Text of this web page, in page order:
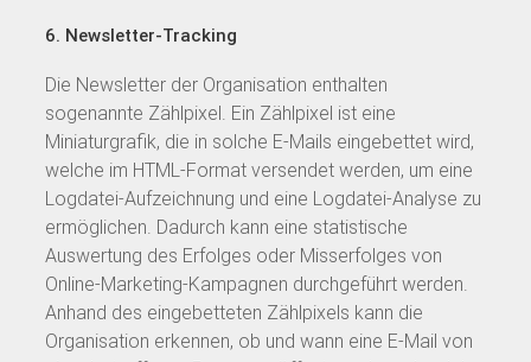
6. Newsletter-Tracking
Die Newsletter der Organisation enthalten
sogenannte Zählpixel. Ein Zählpixel ist eine
Miniaturgrafik, die in solche E-Mails eingebettet wird,
welche im HTML-Format versendet werden, um eine
Logdatei-Aufzeichnung und eine Logdatei-Analyse zu
ermöglichen. Dadurch kann eine statistische
Auswertung des Erfolges oder Misserfolges von
Online-Marketing-Kampagnen durchgeführt werden.
Anhand des eingebetteten Zählpixels kann die
Organisation erkennen, ob und wann eine E-Mail von